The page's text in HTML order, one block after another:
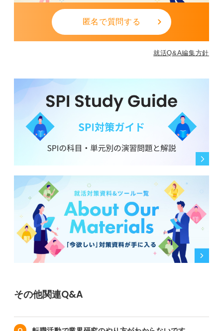
また企業がSIer業界のなかでどのポジションにあり、ど
んな価値を提供しているかを把握しておくと志望動機が
より具体的になります。
匿名で質問する
就活Q&A編集方針
その他関連Q&A